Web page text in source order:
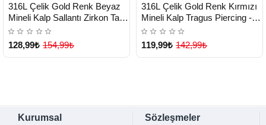
TESLİMAT
316L Çelik Gold Renk Beyaz
Mineli Kalp Sallantı Zirkon Taşlı
Tragus Piercing - Lisinya
128,99₺ 154,99₺
TESLİMAT
316L Çelik Gold Renk Kırmızı
Mineli Kalp Tragus Piercing -
Lisinya
119,99₺ 142,99₺
Kurumsal Sözleşmeler